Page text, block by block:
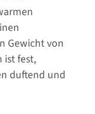
Gewicht von
ist fest,
duftend und